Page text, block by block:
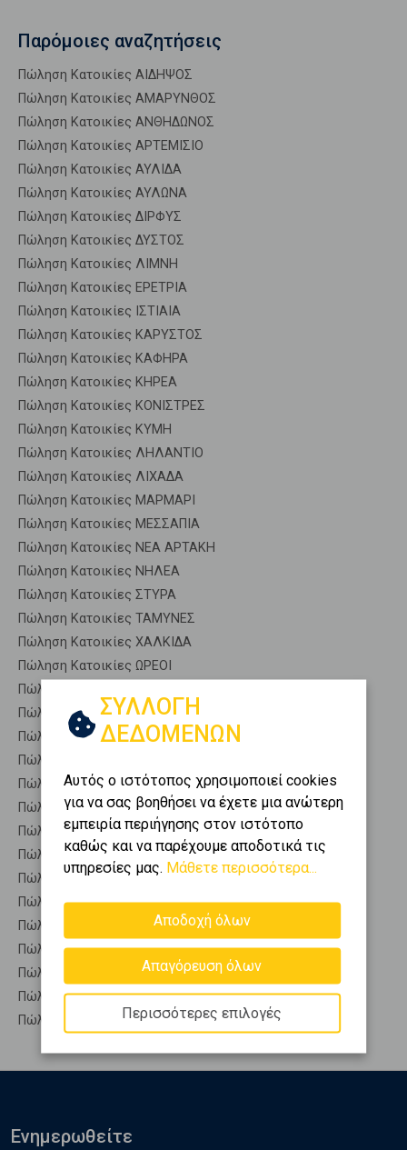
Παρόμοιες αναζητήσεις
Πώληση Κατοικίες ΑΙΔΗΨΟΣ
Πώληση Κατοικίες ΑΜΑΡΥΝΘΟΣ
Πώληση Κατοικίες ΑΝΘΗΔΩΝΟΣ
Πώληση Κατοικίες ΑΡΤΕΜΙΣΙΟ
Πώληση Κατοικίες ΑΥΛΙΔΑ
Πώληση Κατοικίες ΑΥΛΩΝΑ
Πώληση Κατοικίες ΔΙΡΦΥΣ
Πώληση Κατοικίες ΔΥΣΤΟΣ
Πώληση Κατοικίες ΛΙΜΝΗ
Πώληση Κατοικίες ΕΡΕΤΡΙΑ
Πώληση Κατοικίες ΙΣΤΙΑΙΑ
Πώληση Κατοικίες ΚΑΡΥΣΤΟΣ
Πώληση Κατοικίες ΚΑΦΗΡΑ
Πώληση Κατοικίες ΚΗΡΕΑ
Πώληση Κατοικίες ΚΟΝΙΣΤΡΕΣ
Πώληση Κατοικίες ΚΥΜΗ
Πώληση Κατοικίες ΛΗΛΑΝΤΙΟ
Πώληση Κατοικίες ΛΙΧΑΔΑ
Πώληση Κατοικίες ΜΑΡΜΑΡΙ
Πώληση Κατοικίες ΜΕΣΣΑΠΙΑ
Πώληση Κατοικίες ΝΕΑ ΑΡΤΑΚΗ
Πώληση Κατοικίες ΝΗΛΕΑ
Πώληση Κατοικίες ΣΤΥΡΑ
Πώληση Κατοικίες ΤΑΜΥΝΕΣ
Πώληση Κατοικίες ΧΑΛΚΙΔΑ
Πώληση Κατοικίες ΩΡΕΟΙ
Πώληση Αποθήκες ΧΑΛΚΙΔΑ - Δεξαμενή
Πώληση Γκαρσονιέρες ΧΑΛΚΙΔΑ - Δεξαμενή
Πώληση Διαμερίσματα ΧΑΛΚΙΔΑ - Δεξαμενή
Πώληση Κτίρια ΧΑΛΚΙΔΑ - Δεξαμενή
Πώληση Μεζονέτες (ανεξάρτητη) ΧΑΛΚΙΔΑ - Δεξαμενή
Πώληση Μεζονέτες (εφαπτόμενη) ΧΑΛΚΙΔΑ - Δεξαμενή
Πώληση Μονοκατοικίες ΧΑΛΚΙΔΑ - Δεξαμενή
Πώληση Οικίες ΧΑΛΚΙΔΑ - Δεξαμενή
Πώληση Οροφοδιαμερίσματα ΧΑΛΚΙΔΑ - Δεξαμενή
Πώληση Οροφομεζονέτες ΧΑΛΚΙΔΑ - Δεξαμενή
Πώληση Ρετιρέ ΧΑΛΚΙΔΑ - Δεξαμενή
Πώληση Συγκροτήματα κατοικιών ΧΑΛΚΙΔΑ - Δεξαμενή
Πώληση Υπόγεια ΧΑΛΚΙΔΑ - Δεξαμενή
Πώληση Υπόσκαφα ΧΑΛΚΙΔΑ - Δεξαμενή
Πώληση Υπολ. υψουν ΧΑΛΚΙΔΑ - Δεξαμενή
ΣΥΛΛΟΓΗ
ΔΕΔΟΜΕΝΩΝ
Αυτός ο ιστότοπος χρησιμοποιεί cookies
για να σας βοηθήσει να έχετε μια ανώτερη
εμπειρία περιήγησης στον ιστότοπο
καθώς και να παρέχουμε αποδοτικά τις
υπηρεσίες μας. Μάθετε περισσότερα...
Αποδοχή όλων
Απαγόρευση όλων
Περισσότερες επιλογές
Ενημερωθείτε